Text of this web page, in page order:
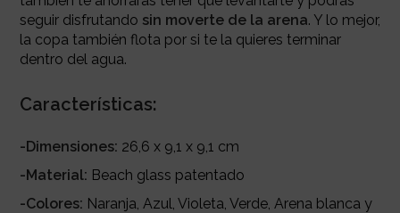
seguir disfrutando sin moverte de la arena. Y lo mejor,
la copa también flota por si te la quieres terminar
dentro del agua.
Características:
-Dimensiones: 26,6 x 9,1 x 9,1 cm
-Material: Beach glass patentado
-Colores: Naranja, Azul, Violeta, Verde, Arena blanca y